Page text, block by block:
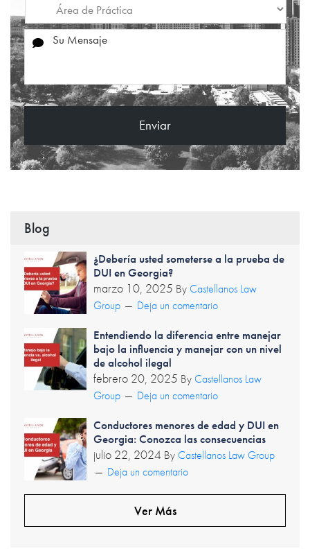
Blog
¿Debería usted someterse a la prueba de
DUI en Georgia?
marzo 10, 2025 ByCastellanos Law
Group
Deja un comentario
Entendiendo la diferencia entre manejar
bajo la influencia y manejar con un nivel
de alcohol ilegal
febrero 20, 2025 ByCastellanos Law
Group
Deja un comentario
Conductores menores de edad y DUI en
Georgia: Conozca las consecuencias
julio 22, 2024 ByCastellanos Law Group
Deja un comentario
Ver Más